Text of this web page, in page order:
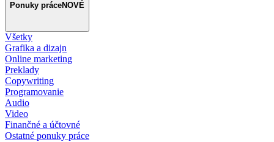
Ponuky práceNOVÉ
Všetky
Grafika a dizajn
Online marketing
Preklady
Copywriting
Programovanie
Audio
Video
Finančné a účtovné
Ostatné ponuky práce